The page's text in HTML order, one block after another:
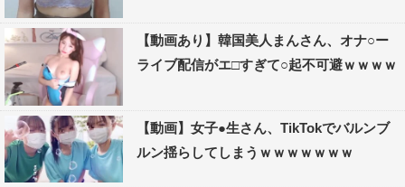
【動画あり】韓国美人まんさん、オナ○ー
ライブ配信がエ□すぎて○起不可避ｗｗｗｗ
【動画】女子●生さん、TikTokでバルンブ
ルン揺らしてしまうｗｗｗｗｗｗｗ